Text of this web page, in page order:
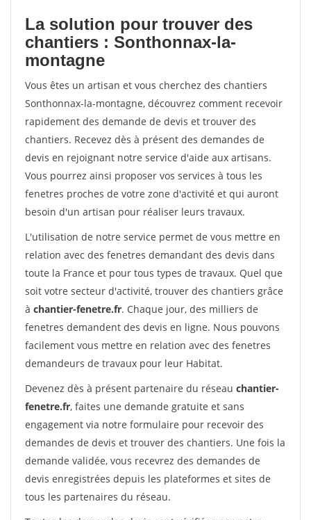
La solution pour trouver des
chantiers : Sonthonnax-la-
montagne
Vous êtes un artisan et vous cherchez des chantiers
Sonthonnax-la-montagne, découvrez comment recevoir
rapidement des demande de devis et trouver des
chantiers. Recevez dès à présent des demandes de
devis en rejoignant notre service d'aide aux artisans.
Vous pourrez ainsi proposer vos services à tous les
fenetres proches de votre zone d'activité et qui auront
besoin d'un artisan pour réaliser leurs travaux.
L'utilisation de notre service permet de vous mettre en
relation avec des fenetres demandant des devis dans
toute la France et pour tous types de travaux. Quel que
soit votre secteur d'activité, trouver des chantiers grâce
à chantier-fenetre.fr. Chaque jour, des milliers de
fenetres demandent des devis en ligne. Nous pouvons
facilement vous mettre en relation avec des fenetres
demandeurs de travaux pour leur Habitat.
Devenez dès à présent partenaire du réseau chantier-
fenetre.fr, faites une demande gratuite et sans
engagement via notre formulaire pour recevoir des
demandes de devis et trouver des chantiers. Une fois la
demande validée, vous recevrez des demandes de
devis enregistrées depuis les plateformes et sites de
tous les partenaires du réseau.